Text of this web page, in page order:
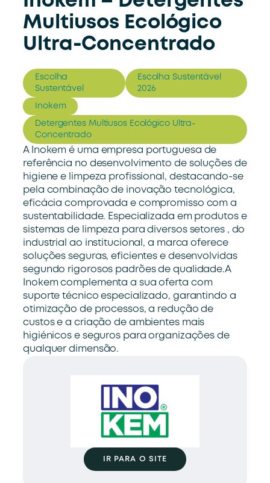
Multiusos Ecológico
Ultra-Concentrado
Escolha
Sustentável
Escolha Sustentável
2026
Inokem
Detergentes Multiusos Ecológico Ultra-
Concentrado
A Inokem é uma empresa portuguesa de
referência no desenvolvimento de soluções de
higiene e limpeza profissional, destacando-se
pela combinação de inovação tecnológica,
eficácia comprovada e compromisso com a
sustentabilidade. Especializada em produtos e
sistemas de limpeza para diversos setores , do
industrial ao institucional, a marca oferece
soluções seguras, eficientes e desenvolvidas
segundo rigorosos padrões de qualidade.A
Inokem complementa a sua oferta com
suporte técnico especializado, garantindo a
otimização de processos, a redução de
custos e a criação de ambientes mais
higiénicos e seguros para organizações de
qualquer dimensão.
IR PARA O SITE